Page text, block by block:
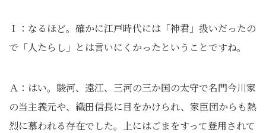
Ｉ：なるほど。確かに江戸時代には「神君」扱いだったの
で「人たらし」とは言いにくかったということですね。
Ａ：はい。駿河、遠江、三河の三か国の太守で名門今川家
の当主義元や、織田信長に目をかけられ、家臣団からも熱
烈に慕われる存在でした。上にはごまをすって登用されて